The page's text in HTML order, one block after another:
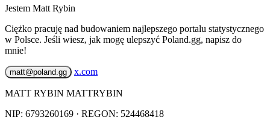
Jestem Matt Rybin
Ciężko pracuję nad budowaniem najlepszego portalu statystycznego
w Polsce. Jeśli wiesz, jak mogę ulepszyć Poland.gg, napisz do
mnie!
matt@poland.gg x.com
MATT RYBIN MATTRYBIN
NIP: 6793260169 · REGON: 524468418